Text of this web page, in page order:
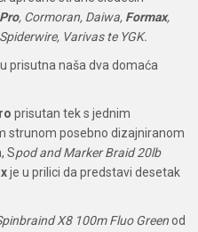
, Cormoran, Daiwa, Formax,
Varivas te YGK.
prisutna naša dva domaća
prisutan tek s jednim
strunom posebno dizajniranom
Spod and Marker Braid 20lb
je u prilici da predstavi desetak
X8 100m Fluo Greenod